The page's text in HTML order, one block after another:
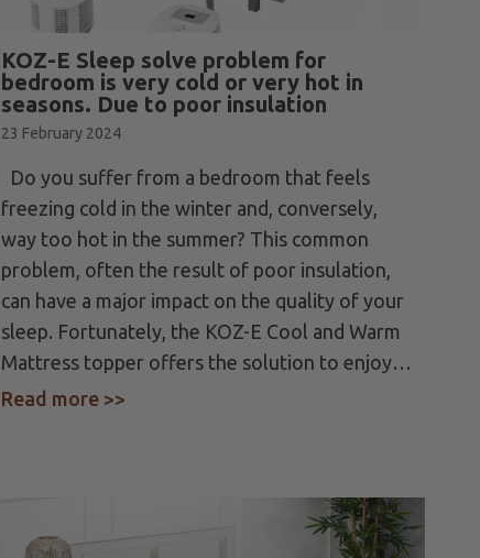
KOZ-E Sleep solve problem for
bedroom is very cold or very hot in
seasons. Due to poor insulation
23 February 2024
Do you suffer from a bedroom that feels
freezing cold in the winter and, conversely,
way too hot in the summer? This common
problem, often the result of poor insulation,
can have a major impact on the quality of your
sleep. Fortunately, the KOZ-E Cool and Warm
Mattress topper offers the solution to enjoy…
Read more >>